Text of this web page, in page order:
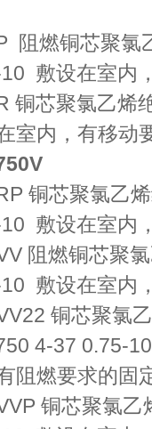
阻燃铜芯聚氯
敷设在室内
铜芯聚氯乙烯
室内，有移动
铜芯聚氯乙
敷设在室内
阻燃铜芯聚
敷设在室内
铜芯聚氯
4-37 0.75-
阻燃要求的固
铜芯聚氯